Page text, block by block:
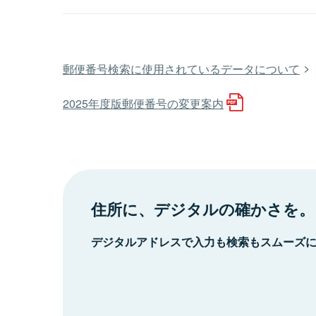
郵便番号検索に使用されているデータについて
2025年度版郵便番号の変更案内
住所に、デジタルの確かさを。
デジタルアドレスで入力も検索もスムーズ